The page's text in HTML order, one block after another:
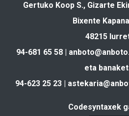
Gertuko Koop S., Gizarte
Bixente
48215
94-681 65 58 |
eta
94-623 25 23 |
Codesyntaxek